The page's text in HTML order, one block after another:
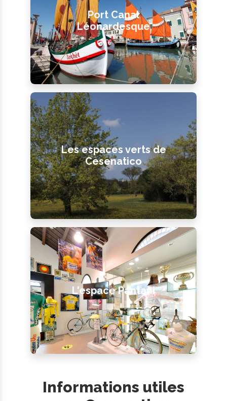
Port Canal
Léonardesque
Les espaces verts de
Cesenatico
L'espace Pantani
Informations utiles